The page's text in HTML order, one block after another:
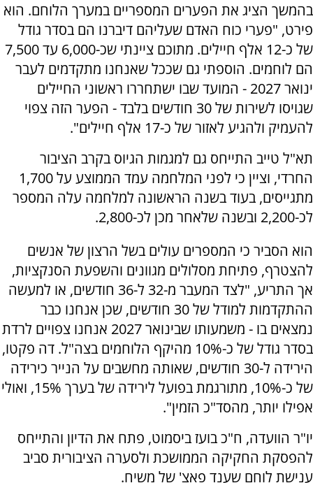
בהמשך הציג את הפערים המספריים במערך הלוחם. הוא
פירט, "פערי כוח האדם שעליהם דיברנו הם בסדר גודל
של כ-12 אלף חיילים. מתוכם ציינתי שכ-6,000 עד 7,500
הם לוחמים. הוספתי גם שככל שאנחנו מתקדמים לעבר
ינואר 2027 - המועד שבו ישתחררו ראשוני החיילים
שגויסו לשירות של 30 חודשים בלבד - הפער הזה צפוי
להעמיק ולהגיע לאזור של כ-17 אלף חיילים".
תא"ל טייב התייחס גם למגמות הגיוס בקרב הציבור
החרדי, וציין כי לפני המלחמה עמד הממוצע על 1,700
מתגייסים, בעוד בשנה הראשונה למלחמה עלה המספר
לכ-2,200 ובשנה שלאחר מכן לכ-2,800.
הוא הסביר כי המספרים עולים בשל הרצון של אנשים
להצטרף, פתיחת מסלולים מגוונים והשפעת הסנקציות,
אך התריע, "לצד המעבר מ-32 ל-36 חודשים, או למעשה
ההתקדמות למודל של 30 חודשים, שכן אנחנו כבר
נמצאים בו - משמעותו שבינואר 2027 אנחנו צפויים לרדת
בסדר גודל של כ-10% מהיקף הלוחמים בצה"ל. דה פקטו,
הירידה ל-30 חודשים, שאותה מחשבים על הנייר כירידה
של כ-10%, מתורגמת בפועל לירידה של בערך 15%, ואולי
אפילו יותר, מהסד"כ הזמין".
יו"ר הוועדה, ח"כ בועז ביסמוט, פתח את הדיון והתייחס
להפסקת החקיקה הממושכת ולסערה הציבורית סביב
ענישת לוחם שענד פאצ' של משיח.